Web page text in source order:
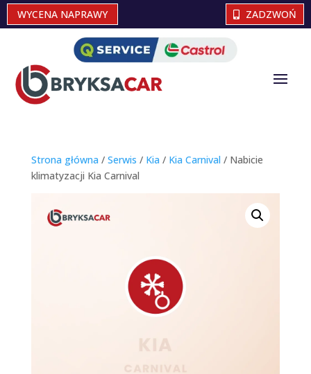
WYCENA NAPRAWY ZADZWOŃ
Strona główna / Serwis / Kia / Kia Carnival / Nabicie
klimatyzacji Kia Carnival